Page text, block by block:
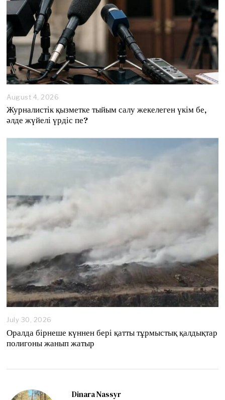
August 4, 2026
g
u
6
Журналистік қызметке тыйым салу жекелеген үкім бе,
әлде жүйелі үрдіс пе?
July 30, 2026
Оралда бірнеше күннен бері қатты тұрмыстық қалдықтар
полигоны жанып жатыр
Dinara Nassyr